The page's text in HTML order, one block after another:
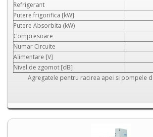
Refrigerant
Putere frigorifica [kW]
Putere Absorbita (kW)
Compresoare
Numar Circuite
Alimentare [V]
Nivel de zgomot [dB]
Agregatele pentru racirea apei si pompele